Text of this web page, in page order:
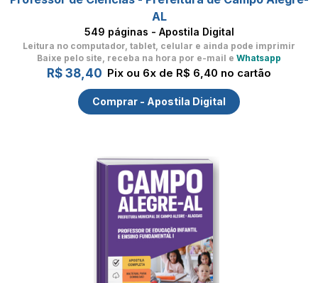
AL
549 páginas - Apostila Digital
Leitura no computador, tablet, celular e ainda pode imprimir
Baixe pelo site, receba na hora por e-mail e Whatsapp
R$ 38,40 Pix ou 6x de R$ 6,40 no cartão
Comprar - Apostila Digital